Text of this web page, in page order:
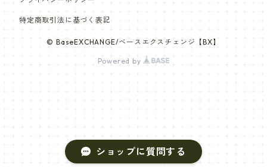
ショップに質問する
特定商取引法に基づく表記
© BaseEXCHANGE/ベースエクスチェンジ【BX】
Powered by